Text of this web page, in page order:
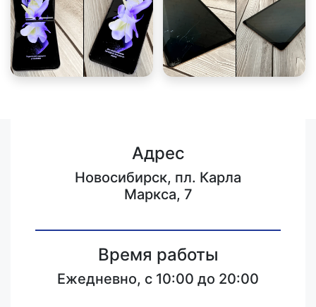
Адрес
Новосибирск, пл. Карла
Маркса, 7
Время работы
Ежедневно, с 10:00 до 20:00